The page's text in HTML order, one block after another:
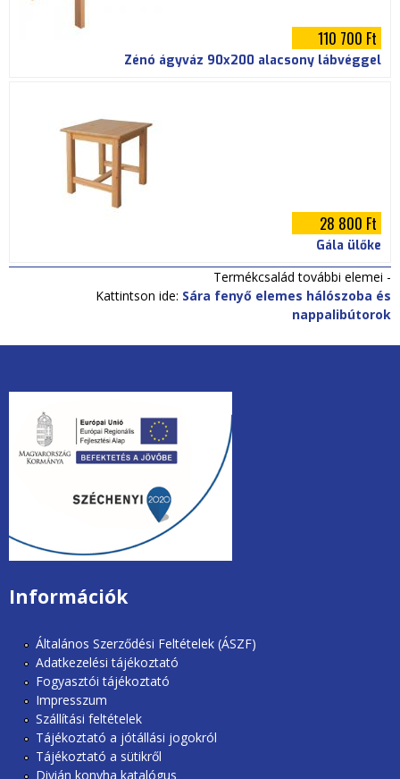
110 700 Ft
Zénó ágyváz 90x200 alacsony lábvéggel
28 800 Ft
Gála ülőke
Termékcsalád további elemei -
Kattintson ide: Sára fenyő elemes hálószoba és
nappalibútorok
unios2020.jpg
Információk
Általános Szerződési Feltételek (ÁSZF)
Adatkezelési tájékoztató
Fogyasztói tájékoztató
Impresszum
Szállítási feltételek
Tájékoztató a jótállási jogokról
Tájékoztató a sütikről
Divián konyha katalógus